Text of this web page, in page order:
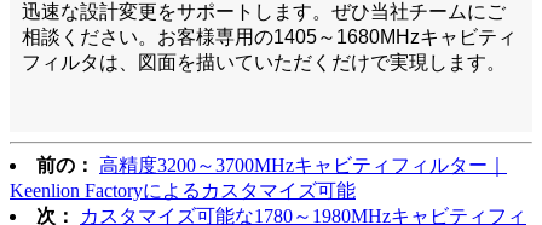
迅速な設計変更をサポートします。ぜひ当社チームにご
相談ください。お客様専用の1405～1680MHzキャビティ
フィルタは、図面を描いていただくだけで実現します。
前の： 高精度3200～3700MHzキャビティフィルター｜
Keenlion Factoryによるカスタマイズ可能
次：
カスタマイズ可能な1780～1980MHzキャビティフィ